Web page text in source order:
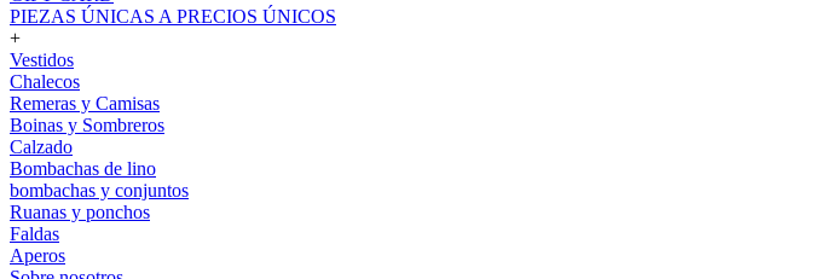
PIEZAS ÚNICAS A PRECIOS ÚNICOS
+
Vestidos
Chalecos
Remeras y Camisas
Boinas y Sombreros
Calzado
Bombachas de lino
bombachas y conjuntos
Ruanas y ponchos
Faldas
Aperos